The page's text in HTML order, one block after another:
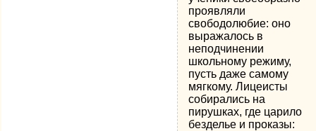
проявляли
свободолюбие: оно
выражалось в
неподчинении
школьному режиму,
пусть даже самому
мягкому. Лицеисты
собирались на
пирушках, где царило
безделье и проказы: